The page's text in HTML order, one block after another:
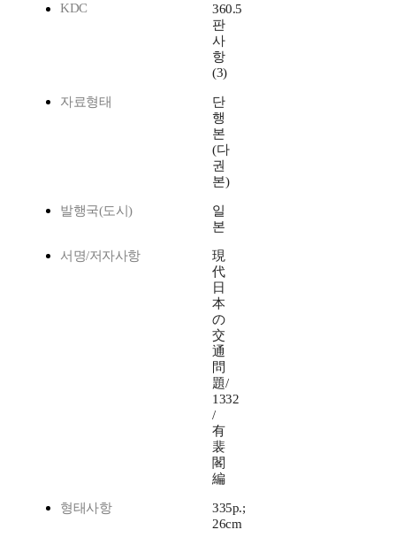
KDC
360.5
판
사
항
(3)
자료형태
단
행
본
(다
권
본)
발행국(도시)
일
본
서명/저자사항
現
代
日
本
の
交
通
問
題/
1332
/
有
裴
閣
編
형태사항
335p.;
26cm